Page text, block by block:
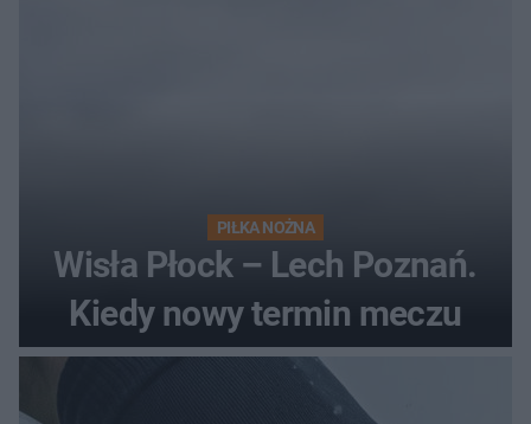
PIŁKA NOŻNA
Wisła Płock – Lech Poznań.
Kiedy nowy termin meczu